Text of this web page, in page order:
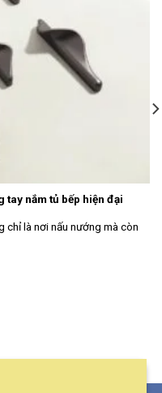
tay nắm tủ bếp hiện đại
chỉ là nơi nấu nướng mà còn